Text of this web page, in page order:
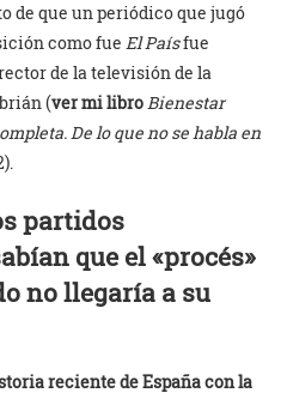
de que un periódico que jugó
como fue El Paísfue
de la televisión de la
(ver mi libroBienestar
De lo que no se habla en
partidos
que el «procés»
no llegaría a su
reciente de España con la